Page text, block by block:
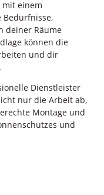
mit einem
Bedürfnisse,
deiner Räume
können die
und dir
Dienstleister
nur die Arbeit ab,
Montage und
und